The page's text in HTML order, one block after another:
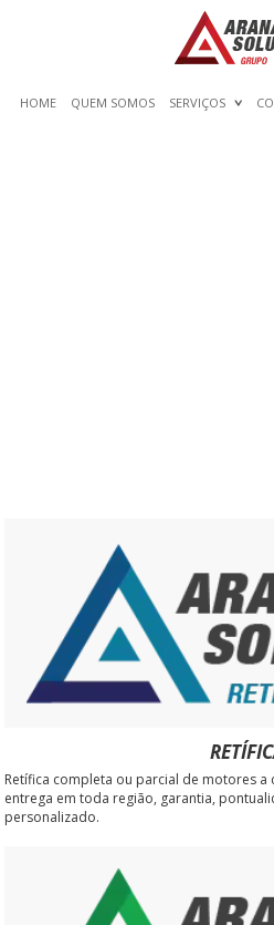
HOME QUEM SOMOS SERVIÇOS
Retífica completa ou parcial de motores
entrega em toda região, garantia,
personalizado.